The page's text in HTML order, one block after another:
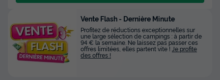
Vente Flash - Dernière Minute
Profitez de réductions exceptionnelles sur
une large sélection de campings : à partir de
94 € la semaine. Ne laissez pas passer ces
offres limitées, elles partent vite ! Je profite
des offres !